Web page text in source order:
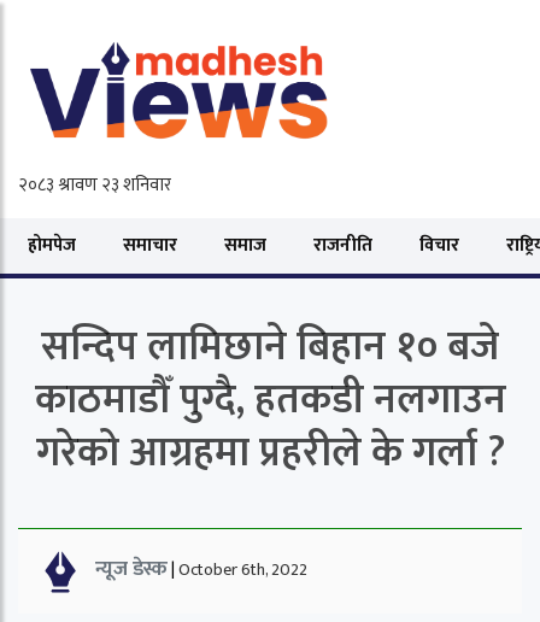
होमपेज समाचार समाज राजनीति विचार
सन्दिप लामिछाने बिहान १० बजे
काठमाडौँ पुग्दै, हतकडी नलगाउन
गरेको आग्रहमा प्रहरीले के गर्ला ?
न्यूज डेस्क|October 6th, 2022